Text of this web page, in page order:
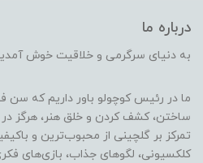
درباره ما
به دنیای سرگرمی و خلاقیت خوش
ما در رئیس کوچولو باور داریم که
ساختن، کشف کردن و خلق هنر، هرگز
تمرکز بر گلچینی از محبوب‌ترین و
کلکسیونی، لگوهای جذاب، بازی‌های